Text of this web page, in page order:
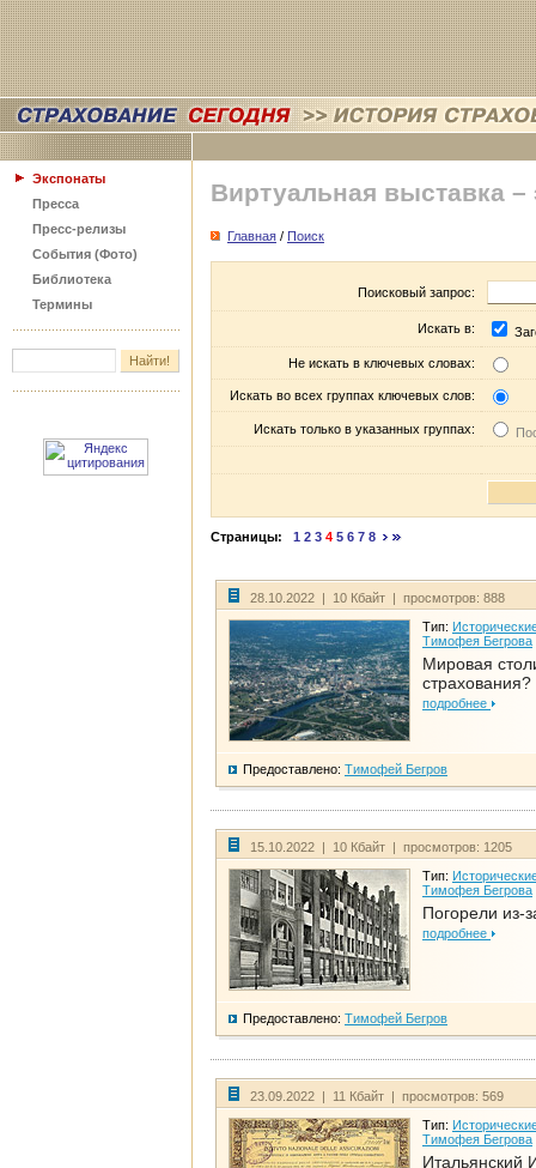
Экспонаты
Пресса
Пресс-релизы
События (Фото)
Библиотека
Термины
Виртуальная выставка –
Главная / Поиск
Поисковый запрос:
Искать в:
Не искать в ключевых словах:
Искать во всех группах ключевых слов:
Искать только в указанных группах:
Страницы: 1 2 3 4 5 6 7 8
28.10.2022 | 10 Кбайт | просмотров: 888
Тип:
Тимофея Бегрова
Мировая
страхования?
подробнее
Предоставлено: Тимофей Бегров
15.10.2022 | 10 Кбайт | просмотров: 1205
Тип:
Тимофея Бегрова
Погорели из-
подробнее
Предоставлено: Тимофей Бегров
23.09.2022 | 11 Кбайт | просмотров: 569
Тип:
Тимофея Бегрова
Итальянский